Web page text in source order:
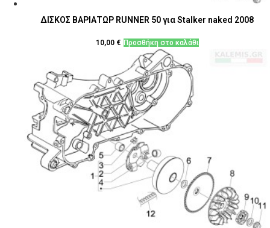
ΔΙΣΚΟΣ ΒΑΡΙΑΤΩΡ RUNNER 50 για Stalker naked 2008
10,00 € Προσθήκη στο καλάθι